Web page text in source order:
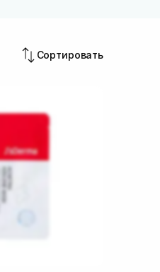
Сортировать